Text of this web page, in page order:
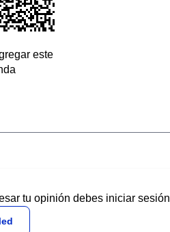
este
tu opinión debes iniciar sesión